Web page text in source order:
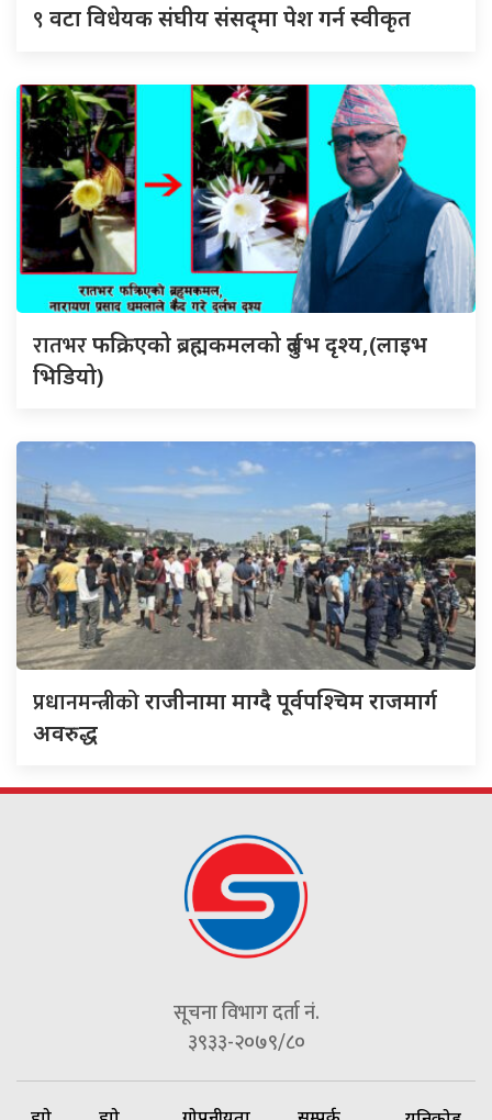
९ वटा विधेयक संघीय संसद्‌मा पेश गर्न स्वीकृत
रातभरफक्रिएको ब्रह्मकमलको दुर्लभ दृश्य,(लाइभ
भिडियो)
प्रधानमन्त्रीकोराजीनामा माग्दै पूर्वपश्चिम राजमार्ग
अवरुद्ध
सूचना विभाग दर्ता नं.
३९३३-२०७९/८०